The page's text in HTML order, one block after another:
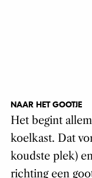
NAAR HET GOOTJE
Het begint
koelkast. Dat
koudste plek)
richting een